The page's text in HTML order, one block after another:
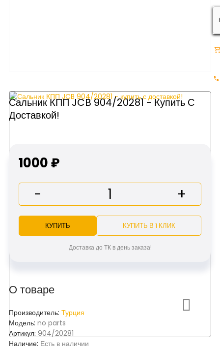
Сальник КПП JCB 904/20281 - Купить С
Доставкой!
О товаре
Производитель: Турция
Модель: no parts
Артикул: 904/20281
Наличие: Есть в наличии
1000 ₽
- +
КУПИТЬ КУПИТЬ В 1 КЛИК
Доставка до ТК в день заказа!